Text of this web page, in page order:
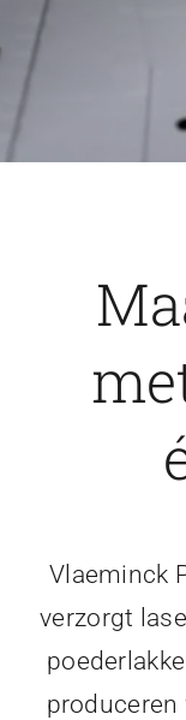
Vacatures
Vlaeminck
verzorgt
produceren